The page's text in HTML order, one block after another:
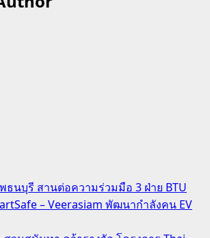
ธนบุรี สานต่อความร่วมมือ 3 ฝ่าย BTU
– Veerasiam พัฒนากำลังคน EV